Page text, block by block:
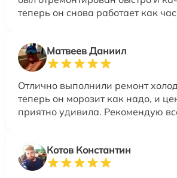
теперь он снова работает как
Матвеев Даниил
Отлично выполнили ремонт
теперь он морозит как надо, и
приятно удивила. Рекомендую
Котов Константин